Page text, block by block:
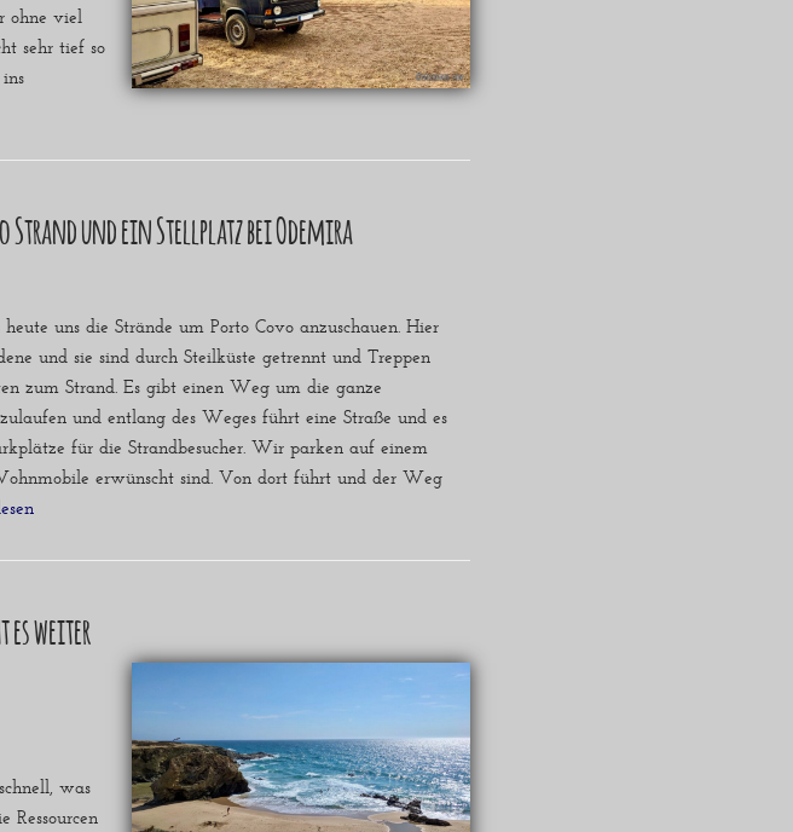
ohne viel
sehr tief so
Strand und ein Stellplatz bei Odemira
uns die Strände um Porto Covo anzuschauen. Hier
und sie sind durch Steilküste getrennt und Treppen
zum Strand. Es gibt einen Weg um die ganze
und entlang des Weges führt eine Straße und es
für die Strandbesucher. Wir parken auf einem
erwünscht sind. Von dort führt und der Weg
»
es weiter
was
Ressourcen